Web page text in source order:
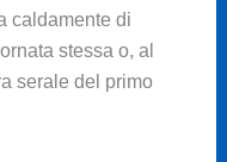
caldamente di
stessa o, al
serale del primo